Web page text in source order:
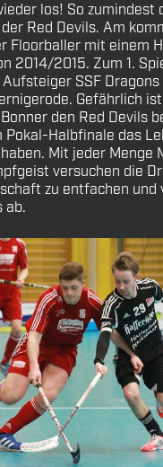
los! So zumindest
Red Devils. Am
Floorballer mit einem
2014/2015. Zum 1.
SSF Dragons
Gefährlich
den Red Devils
Pokal-Halbfinale das
Mit jeder Menge
versuchen die
zu entfachen und
ab.